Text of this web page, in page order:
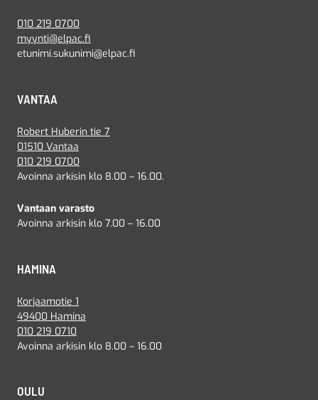
010 219 0700
myynti@elpac.fi
etunimi.sukunimi@elpac.fi
VANTAA
Robert Huberin tie 7
01510 Vantaa
010 219 0700
Avoinna arkisin klo 8.00 – 16.00.
Vantaan varasto
Avoinna arkisin klo 7.00 – 16.00
HAMINA
Korjaamotie 1
49400 Hamina
010 219 0710
Avoinna arkisin klo 8.00 – 16.00
OULU